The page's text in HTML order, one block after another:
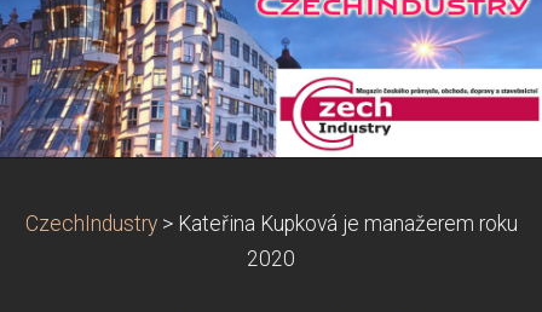
CzechIndustry > Kateřina Kupková je manažerem roku
2020